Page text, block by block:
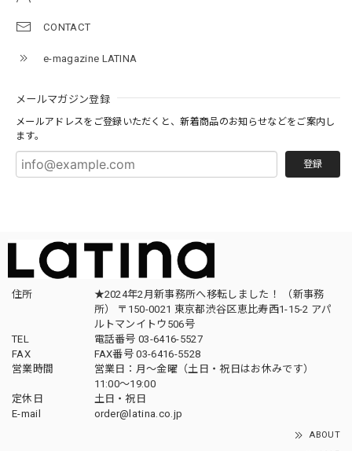
CONTACT
e-magazine LATINA
メールマガジン登録
メールアドレスをご登録いただくと、新着商品のお知らせなどをご案内し
ます。
登録
住所
★2024年2月新事務所へ移転しました！ （新事務
所） 〒150-0021 東京都渋谷区恵比寿西1-15-2 アパ
ルトマンイトウ506号
TEL
電話番号 03-6416-5527
FAX
FAX番号 03-6416-5528
営業時間
営業日：月〜金曜（土日・祝日はお休みです）
11:00〜19:00
定休日
土日・祝日
E-mail
order@latina.co.jp
ABOUT